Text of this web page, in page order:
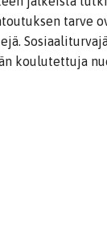
tarve
koulutettuja